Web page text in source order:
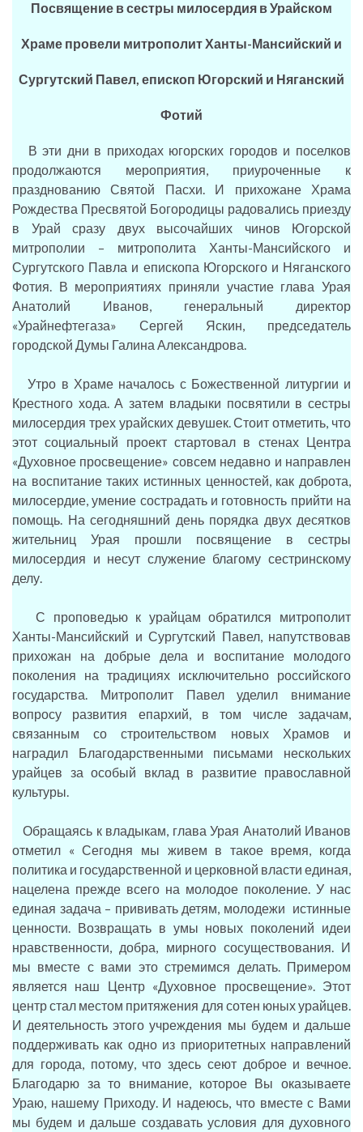
Посвящение в сестры милосердия в Урайском
Храме провели митрополит Ханты-Мансийский и
Сургутский Павел, епископ Югорский и Няганский
Фотий
В эти дни в приходах югорских городов и поселков
продолжаются мероприятия, приуроченные к
празднованию Святой Пасхи. И прихожане Храма
Рождества Пресвятой Богородицы радовались приезду
в Урай сразу двух высочайших чинов Югорской
митрополии – митрополита Ханты-Мансийского и
Сургутского Павла и епископа Югорского и Няганского
Фотия. В мероприятиях приняли участие глава Урая
Анатолий Иванов, генеральный директор
«Урайнефтегаза» Сергей Яскин, председатель
городской Думы Галина Александрова.
Утро в Храме началось с Божественной литургии и
Крестного хода. А затем владыки посвятили в сестры
милосердия трех урайских девушек. Стоит отметить, что
этот социальный проект стартовал в стенах Центра
«Духовное просвещение» совсем недавно и направлен
на воспитание таких истинных ценностей, как доброта,
милосердие, умение сострадать и готовность прийти на
помощь. На сегодняшний день порядка двух десятков
жительниц Урая прошли посвящение в сестры
милосердия и несут служение благому сестринскому
делу.
С проповедью к урайцам обратился митрополит
Ханты-Мансийский и Сургутский Павел, напутствовав
прихожан на добрые дела и воспитание молодого
поколения на традициях исключительно российского
государства. Митрополит Павел уделил внимание
вопросу развития епархий, в том числе задачам,
связанным со строительством новых Храмов и
наградил Благодарственными письмами нескольких
урайцев за особый вклад в развитие православной
культуры.
Обращаясь к владыкам, глава Урая Анатолий Иванов
отметил « Сегодня мы живем в такое время, когда
политика и государственной и церковной власти единая,
нацелена прежде всего на молодое поколение. У нас
единая задача – прививать детям, молодежи истинные
ценности. Возвращать в умы новых поколений идеи
нравственности, добра, мирного сосуществования. И
мы вместе с вами это стремимся делать. Примером
является наш Центр «Духовное просвещение». Этот
центр стал местом притяжения для сотен юных урайцев.
И деятельность этого учреждения мы будем и дальше
поддерживать как одно из приоритетных направлений
для города, потому, что здесь сеют доброе и вечное.
Благодарю за то внимание, которое Вы оказываете
Ураю, нашему Приходу. И надеюсь, что вместе с Вами
мы будем и дальше создавать условия для духовного